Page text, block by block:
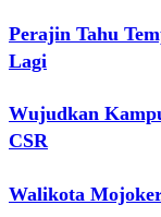
Perajin Tahu
Lagi
Wujudkan
CSR
Walikota